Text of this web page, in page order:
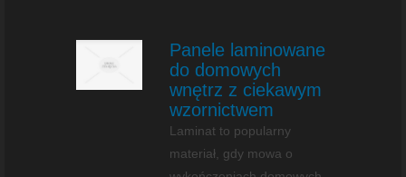
Panele laminowane
do domowych
wnętrz z ciekawym
wzornictwem
Laminat to popularny
materiał, gdy mowa o